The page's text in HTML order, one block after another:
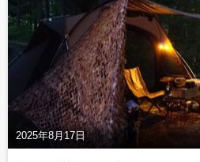
2025年8月17日